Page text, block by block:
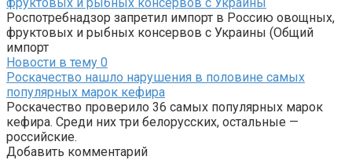
Роспотребнадзор запретил импорт в Россию овощных,
фруктовых и рыбных консервов с Украины (Общий
импорт
Новости в тему 0
Роскачество нашло нарушения в половине самых
популярных марок кефира
Роскачество проверило 36 самых популярных марок
кефира. Среди них три белорусских, остальные —
российские.
Добавить комментарий